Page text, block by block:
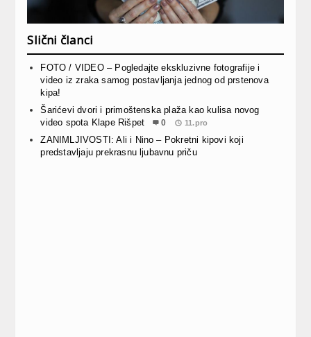
Slični članci
FOTO / VIDEO – Pogledajte ekskluzivne fotografije i
video iz zraka samog postavljanja jednog od prstenova
kipa!
Šarićevi dvori i primoštenska plaža kao kulisa novog
video spota Klape Rišpet
0 11.pro
ZANIMLJIVOSTI: Ali i Nino – Pokretni kipovi koji
predstavljaju prekrasnu ljubavnu priču